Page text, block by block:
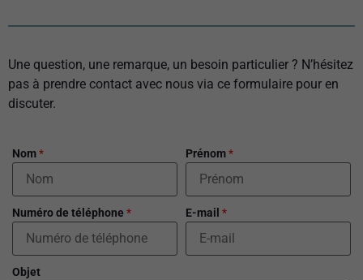
Une question, une remarque, un besoin particulier ? N’hésitez
pas à prendre contact avec nous via ce formulaire pour en
discuter.
Nom* Prénom*
Numéro de téléphone * E-mail *
Objet